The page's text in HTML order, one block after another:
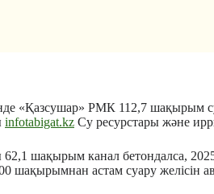
«Қазсушар» РМК 112,7 шақырым
infotabigat.kz Су ресурстары және
шақырым канал бетондалса,
шақырымнан астам суару желісін